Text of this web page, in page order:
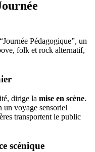
Pédagogique”, un
folk et rock alternatif,
dirige la mise en scène.
un voyage sensoriel
transportent le public
scénique